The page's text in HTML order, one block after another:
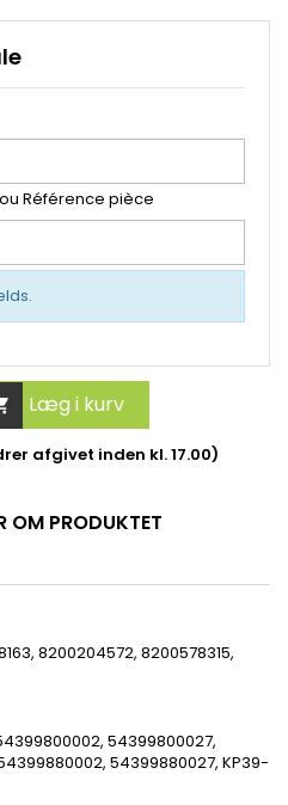
Référence pièce
Læg i kurv
afgivet inden kl. 17.00)
OM PRODUKTET
8200204572, 8200578315,
54399800027,
54399880027, KP39-